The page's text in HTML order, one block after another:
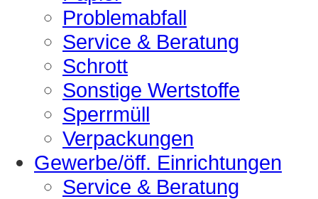
Problemabfall
Service & Beratung
Schrott
Sonstige Wertstoffe
Sperrmüll
Verpackungen
Gewerbe/öff. Einrichtungen
Service & Beratung